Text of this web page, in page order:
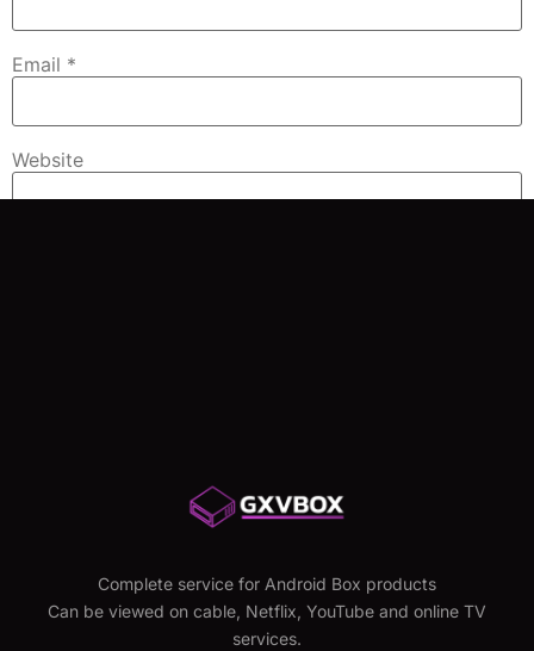
Email *
Website
Complete service for Android Box products
Can be viewed on cable, Netflix, YouTube and online TV
services.